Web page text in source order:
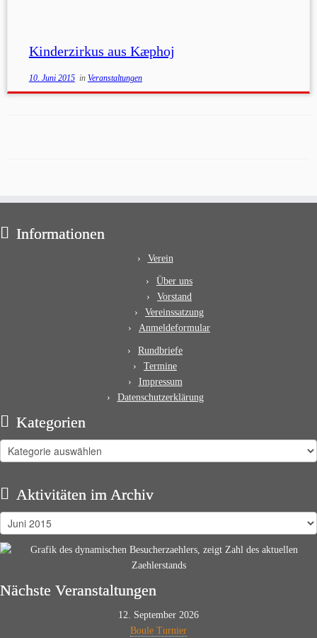
Kinderzirkus aus Kæphoj
10. Juni 2015in Veranstaltungen
Informationen
Verein
Über uns
Vorstand
Vereinssatzung
Anmeldeformular
Rundbriefe
Termine
Impressum
Datenschutzerklärung
Kategorien
Kategorien
Aktivitäten im Archiv
Aktivitäten
im
Archiv
Nächste Veranstaltungen
12. September 2026
Boule Turnier